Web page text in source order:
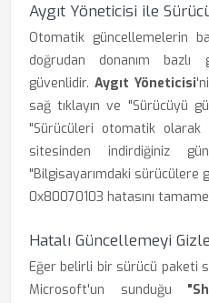
Aygıt Yöneticisi ile
Otomatik güncellemelerin
doğrudan donanım bazlı
güvenlidir. Aygıt Yöneticisi
sağ tıklayın ve "Sürücüyü
"Sürücüleri otomatik
sitesinden indirdiğiniz
"Bilgisayarımdaki sürücülere
0x80070103 hatasını
Hatalı Güncellemeyi
Eğer belirli bir sürücü paketi
Microsoft'un sunduğu